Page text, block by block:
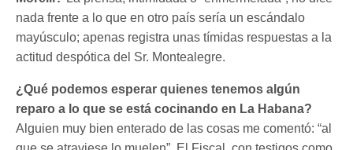
nada frente a lo que en otro país sería un escándalo
mayúsculo; apenas registra unas tímidas respuestas a la
actitud despótica del Sr. Montealegre.
¿Qué podemos esperar quienes tenemos algún
reparo a lo que se está cocinando en La Habana?
Alguien muy bien enterado de las cosas me comentó: “al